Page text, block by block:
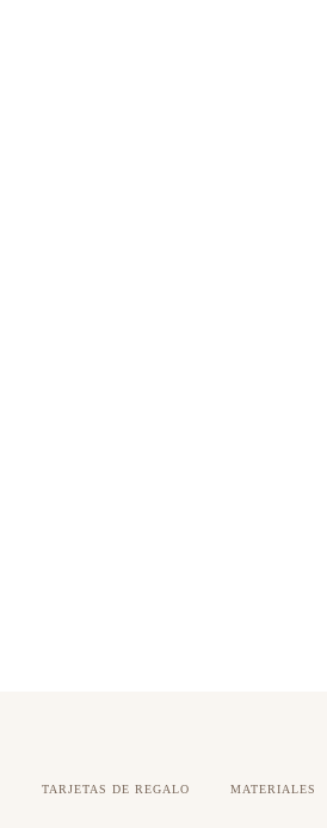
TARJETAS DE REGALO MATERIALES